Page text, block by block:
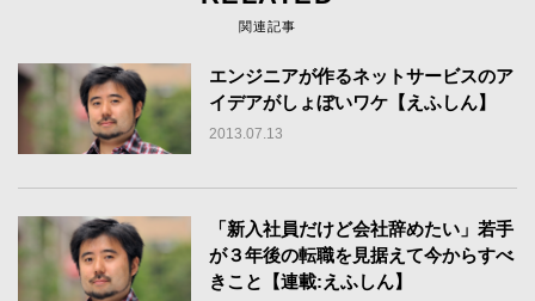
関連記事
エンジニアが作るネットサービスのア
イデアがしょぼいワケ【えふしん】
2013.07.13
「新入社員だけど会社辞めたい」若手
が３年後の転職を見据えて今からすべ
きこと【連載:えふしん】